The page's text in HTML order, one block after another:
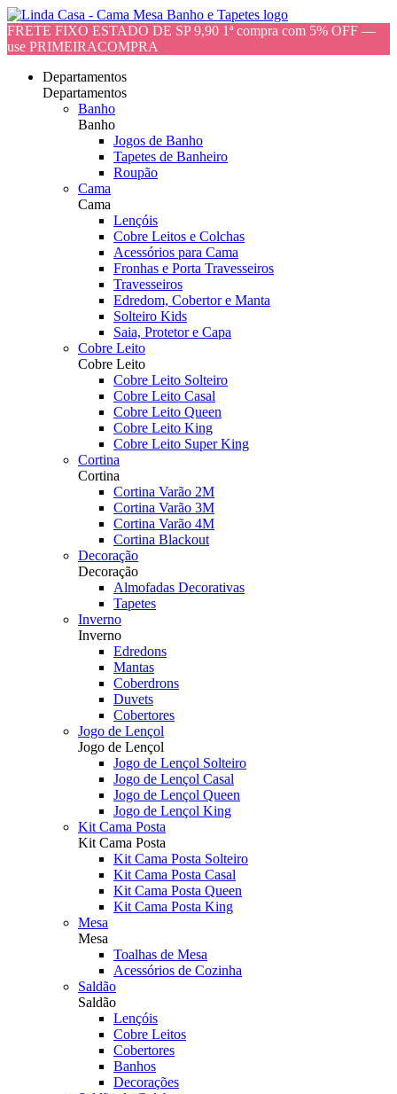
FRETE FIXO ESTADO DE SP 9,90 1ª compra com 5% OFF —
use PRIMEIRACOMPRA
Departamentos
Departamentos
Banho
Banho
Jogos de Banho
Tapetes de Banheiro
Roupão
Cama
Cama
Lençóis
Cobre Leitos e Colchas
Acessórios para Cama
Fronhas e Porta Travesseiros
Travesseiros
Edredom, Cobertor e Manta
Solteiro Kids
Saia, Protetor e Capa
Cobre Leito
Cobre Leito
Cobre Leito Solteiro
Cobre Leito Casal
Cobre Leito Queen
Cobre Leito King
Cobre Leito Super King
Cortina
Cortina
Cortina Varão 2M
Cortina Varão 3M
Cortina Varão 4M
Cortina Blackout
Decoração
Decoração
Almofadas Decorativas
Tapetes
Inverno
Inverno
Edredons
Mantas
Coberdrons
Duvets
Cobertores
Jogo de Lençol
Jogo de Lençol
Jogo de Lençol Solteiro
Jogo de Lençol Casal
Jogo de Lençol Queen
Jogo de Lençol King
Kit Cama Posta
Kit Cama Posta
Kit Cama Posta Solteiro
Kit Cama Posta Casal
Kit Cama Posta Queen
Kit Cama Posta King
Mesa
Mesa
Toalhas de Mesa
Acessórios de Cozinha
Saldão
Saldão
Lençóis
Cobre Leitos
Cobertores
Banhos
Decorações